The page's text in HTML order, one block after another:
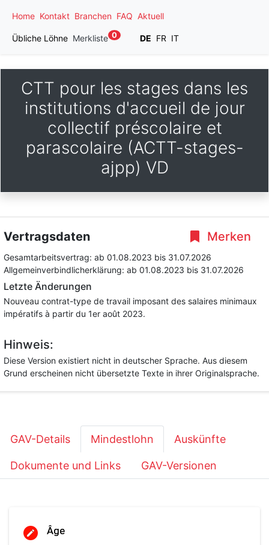
Home Kontakt Branchen FAQ Aktuell
Übliche Löhne Merkliste 0 DE FR IT
CTT pour les stages dans les
institutions d'accueil de jour
collectif préscolaire et
parascolaire (ACTT-stages-
ajpp) VD
Merken
Vertragsdaten
Gesamtarbeitsvertrag: ab 01.08.2023 bis 31.07.2026
Allgemeinverbindlicherklärung: ab 01.08.2023 bis 31.07.2026
Letzte Änderungen
Nouveau contrat-type de travail imposant des salaires minimaux
impératifs à partir du 1er août 2023.
Hinweis:
Diese Version existiert nicht in deutscher Sprache. Aus diesem
Grund erscheinen nicht übersetzte Texte in ihrer Originalsprache.
GAV-Details Mindestlohn Auskünfte
Dokumente und Links GAV-Versionen
Âge